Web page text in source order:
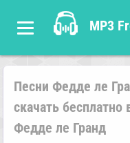
MP3
Песни Федде ле
скачать
Федде ле Гранд